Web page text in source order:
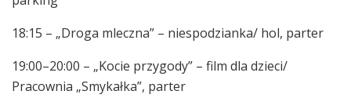
18:15 – „Droga mleczna” – niespodzianka/ hol, parter
19:00–20:00 – „Kocie przygody” – film dla dzieci/
Pracownia „Smykałka”, parter